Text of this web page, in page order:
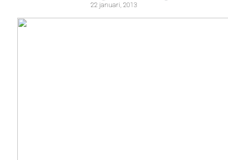
22 januari, 2013